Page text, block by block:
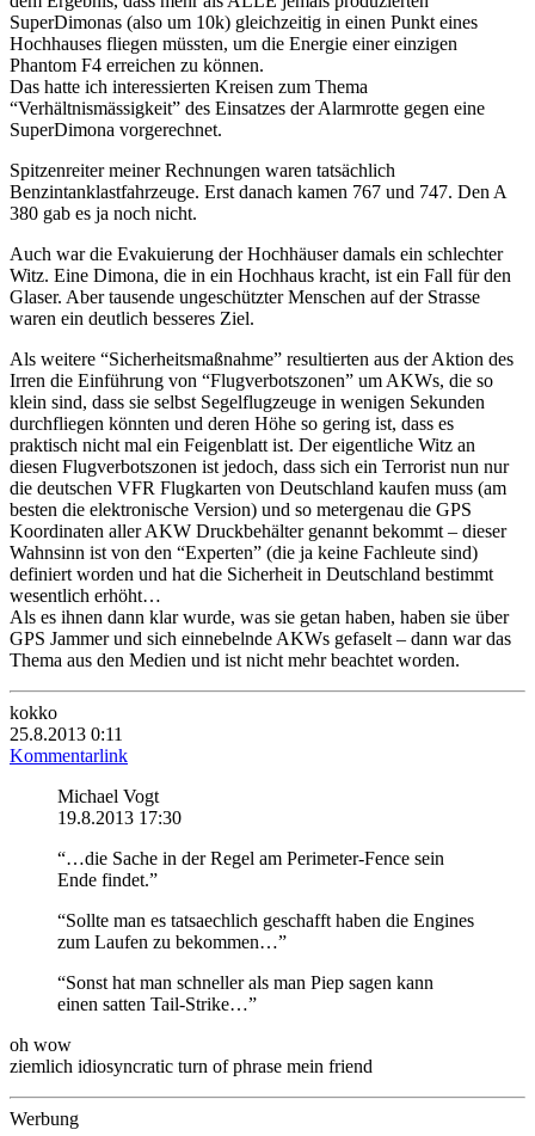
SuperDimonas (also um 10k) gleichzeitig in einen Punkt eines
Hochhauses fliegen müssten, um die Energie einer einzigen
Phantom F4 erreichen zu können.
Das hatte ich interessierten Kreisen zum Thema
“Verhältnismässigkeit” des Einsatzes der Alarmrotte gegen eine
SuperDimona vorgerechnet.
Spitzenreiter meiner Rechnungen waren tatsächlich
Benzintanklastfahrzeuge. Erst danach kamen 767 und 747. Den A
380 gab es ja noch nicht.
Auch war die Evakuierung der Hochhäuser damals ein schlechter
Witz. Eine Dimona, die in ein Hochhaus kracht, ist ein Fall für den
Glaser. Aber tausende ungeschützter Menschen auf der Strasse
waren ein deutlich besseres Ziel.
Als weitere “Sicherheitsmaßnahme” resultierten aus der Aktion des
Irren die Einführung von “Flugverbotszonen” um AKWs, die so
klein sind, dass sie selbst Segelflugzeuge in wenigen Sekunden
durchfliegen könnten und deren Höhe so gering ist, dass es
praktisch nicht mal ein Feigenblatt ist. Der eigentliche Witz an
diesen Flugverbotszonen ist jedoch, dass sich ein Terrorist nun nur
die deutschen VFR Flugkarten von Deutschland kaufen muss (am
besten die elektronische Version) und so metergenau die GPS
Koordinaten aller AKW Druckbehälter genannt bekommt – dieser
Wahnsinn ist von den “Experten” (die ja keine Fachleute sind)
definiert worden und hat die Sicherheit in Deutschland bestimmt
wesentlich erhöht…
Als es ihnen dann klar wurde, was sie getan haben, haben sie über
GPS Jammer und sich einnebelnde AKWs gefaselt – dann war das
Thema aus den Medien und ist nicht mehr beachtet worden.
kokko
25.8.2013 0:11
Kommentarlink
Michael Vogt
19.8.2013 17:30
“…die Sache in der Regel am Perimeter-Fence sein
Ende findet.”
“Sollte man es tatsaechlich geschafft haben die Engines
zum Laufen zu bekommen…”
“Sonst hat man schneller als man Piep sagen kann
einen satten Tail-Strike…”
oh wow
ziemlich idiosyncratic turn of phrase mein friend
Werbung